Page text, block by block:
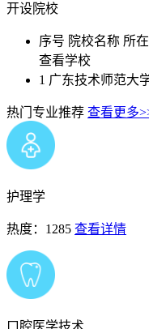
开设院校
序号 院校名称 所
查看学校
1 广东技术师范大
热门专业推荐 查看更多
护理学
热度：1285 查看详情
口腔医学技术